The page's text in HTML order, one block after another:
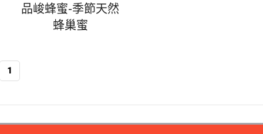
品峻蜂蜜-季節天然
蜂巢蜜
1